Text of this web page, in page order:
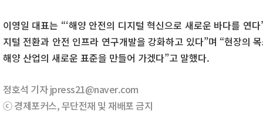
이영일 대표는 “‘해양 안전의 디지털 혁신으로 새로운 바다를 연
지털 전환과 안전 인프라 연구개발을 강화하고 있다”며 “현장의
해양 산업의 새로운 표준을 만들어 가겠다”고 말했다.
정호석 기자 jpress21@naver.com
ⓒ 경제포커스, 무단전재 및 재배포 금지